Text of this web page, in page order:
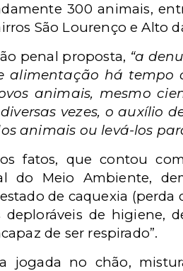
300 animais,
São Lourenço e Alto
penal proposta, “a
alimentação há tempo
animais, mesmo
vezes, o auxílio
animais ou levá-los
fatos, que contou
do Meio Ambiente,
de caquexia
deploráveis de higiene,
de ser respirado”.
jogada no chão,